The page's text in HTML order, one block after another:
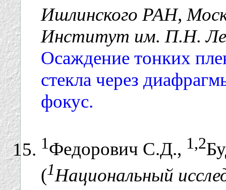
Ишлинского РАН,
Институт им. П.Н.
Осаждение тонких
стекла через
фокус.
1Федорович С.Д., 1,2
(1Национальный